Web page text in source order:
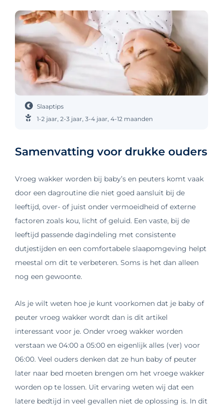
Slaaptips
1-2 jaar 2-3 jaar 3-4 jaar 4-12 maanden
Samenvatting voor drukke ouders
Vroeg wakker worden bij baby’s en peuters komt vaak
door een dagroutine die niet goed aansluit bij de
leeftijd, over‑ of juist onder vermoeidheid of externe
factoren zoals kou, licht of geluid. Een vaste, bij de
leeftijd passende dagindeling met consistente
dutjestijden en een comfortabele slaapomgeving helpt
meestal om dit te verbeteren. Soms is het dan alleen
nog een gewoonte.
Als je wilt weten hoe je kunt voorkomen dat je baby of
peuter vroeg wakker wordt dan is dit artikel
interessant voor je. Onder vroeg wakker worden
verstaan we 04:00 a 05:00 en eigenlijk alles (ver) voor
06:00. Veel ouders denken dat ze hun baby of peuter
later naar bed moeten brengen om het vroege wakker
worden op te lossen. Uit ervaring weten wij dat een
latere bedtijd in veel gevallen niet de oplossing is. In dit